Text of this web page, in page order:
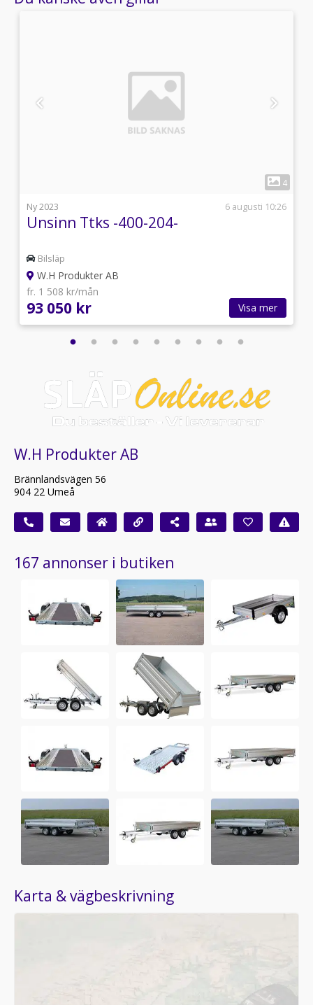
4
Ny 2023
6 augusti 10:26
Unsinn Ttks -400-204-
Bilsläp
W.H Produkter AB
fr. 1 508 kr/mån
93 050 kr Visa mer
W.H Produkter AB
Brännlandsvägen 56
904 22 Umeå
167 annonser i butiken
Karta & vägbeskrivning